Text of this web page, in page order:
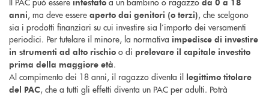
anni, ma deve essere aperto dai genitori (o terzi), che scelgono
sia i prodotti finanziari su cui investire sia l’importo dei versamenti
periodici. Per tutelare il minore, la normativa impedisce di investire
in strumenti ad alto rischio o di prelevare il capitale investito
prima della maggiore età.
Al compimento dei 18 anni, il ragazzo diventa il legittimo titolare
del PAC, che a tutti gli effetti diventa un PAC per adulti. Potrà